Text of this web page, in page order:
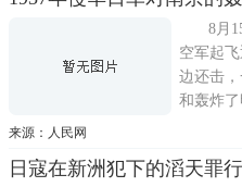
系统记
兵队)犯
8月
空军起
边还击
和轰炸
塘、第
军民伤亡
来源：人民网
日寇在新洲犯下的滔天罪行